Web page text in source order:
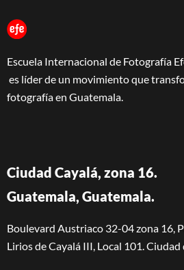
Escuela Internacional de Fotografía
es líder de un movimiento que
fotografía en Guatemala.
Ciudad Cayalá, zona 16.
Guatemala, Guatemala.
Boulevard Austriaco 32-04 zona 16,
Lirios de Cayalá III, Local 101.